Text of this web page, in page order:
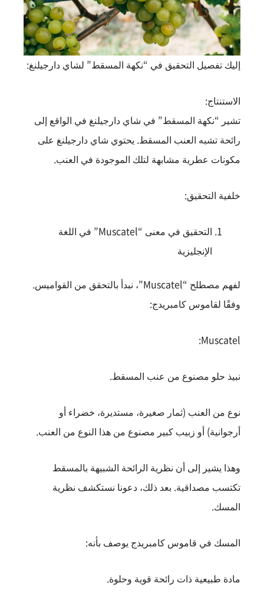
إليك تفصيل التحقيق في “نكهة المسقط” لشاي دارجيلنغ:
الاستنتاج:
تشير “نكهة المسقط” في شاي دارجيلنغ في الواقع إلى
رائحة تشبه العنب المسقط. يحتوي شاي دارجيلنغ على
مكونات عطرية مشابهة لتلك الموجودة في العنب.
خلفية التحقيق:
التحقيق في معنى “Muscatel” في اللغة
الإنجليزية
لفهم مصطلح “Muscatel”، نبدأ بالتحقق من القواميس.
وفقًا لقاموس كامبريدج:
Muscatel:
نبيذ حلو مصنوع من عنب المسقط.
نوع من العنب (ثمار صغيرة، مستديرة، خضراء أو
أرجوانية) أو زبيب كبير مصنوع من هذا النوع من العنب.
وهذا يشير إلى أن نظرية الرائحة الشبيهة بالمسقط
تكتسب مصداقية. بعد ذلك، دعونا نستكشف نظرية
المسك.
المسك في قاموس كامبريدج يوصف بأنه:
مادة طبيعية ذات رائحة قوية وحلوة.